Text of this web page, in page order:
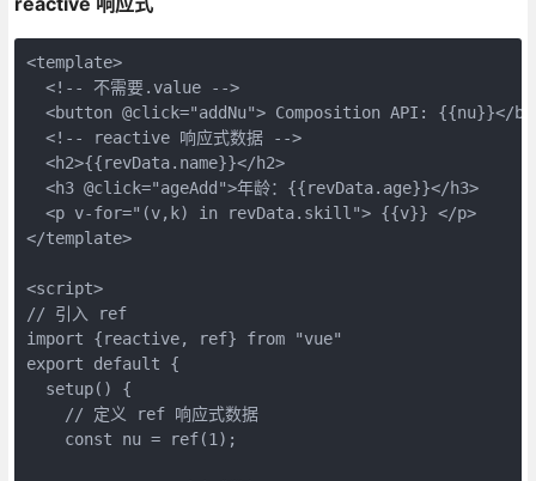
<template>
  <!-- 不需要.value -->
<button @click="addNu"> Composition API: {{nu}}</
  <!-- reactive 响应式数据 -->
  <h2>{{revData.name}}</h2>
  <h3 @click="ageAdd">年龄：{{revData.age}}</h3>
  <p v-for="(v,k) in revData.skill"> {{v}} </p>
</template>
<script>
// 引入 ref
import {reactive, ref} from "vue"
export default {
  setup() {
    // 定义 ref 响应式数据
    const nu = ref(1);